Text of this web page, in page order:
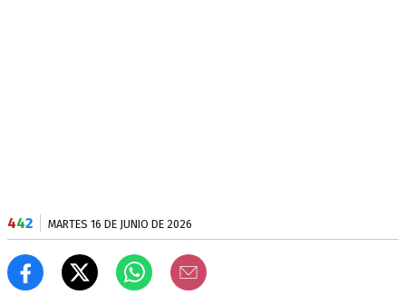
442 MARTES 16 DE JUNIO DE 2026